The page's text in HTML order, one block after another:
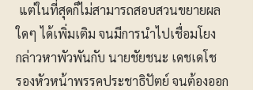
แต่ในที่สุดก็ไม่สามารถสอบสวนขยายผล
ใดๆ ได้เพิ่มเติม จนมีการนำไปเชื่อมโยง
กล่าวหาพัวพันกับ นายชัยชนะ เดชเดโช
รองหัวหน้าพรรคประชาธิปัตย์ จนต้องออก